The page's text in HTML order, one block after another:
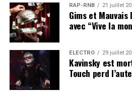
RAP-RNB 21 juillet
Gims et
avec “Vive la
ÉLECTRO 29 juillet
Kavinsky est
Touch perd